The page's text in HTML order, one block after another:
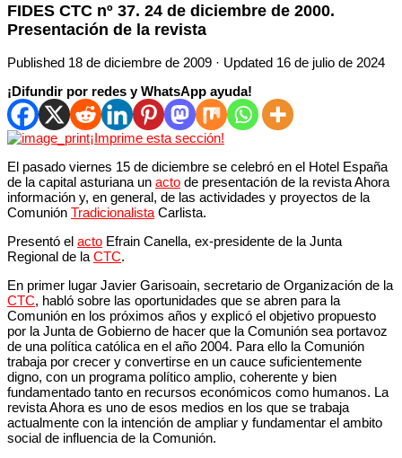
FIDES CTC nº 37. 24 de diciembre de 2000.
Presentación de la revista
Published 18 de diciembre de 2009 · Updated 16 de julio de 2024
¡Difundir por redes y WhatsApp ayuda!
¡Imprime esta sección!
El pasado viernes 15 de diciembre se celebró en el Hotel España
de la capital asturiana un acto de presentación de la revista Ahora
información y, en general, de las actividades y proyectos de la
Comunión Tradicionalista Carlista.
Presentó el acto Efrain Canella, ex-presidente de la Junta
Regional de laCTC.
En primer lugar Javier Garisoain, secretario de Organización de la
CTC, habló sobre las oportunidades que se abren para la
Comunión en los próximos años y explicó el objetivo propuesto
por la Junta de Gobierno de hacer que la Comunión sea portavoz
de una política católica en el año 2004. Para ello la Comunión
trabaja por crecer y convertirse en un cauce suficientemente
digno, con un programa político amplio, coherente y bien
fundamentado tanto en recursos económicos como humanos. La
revista Ahora es uno de esos medios en los que se trabaja
actualmente con la intención de ampliar y fundamentar el ambito
social de influencia de la Comunión.